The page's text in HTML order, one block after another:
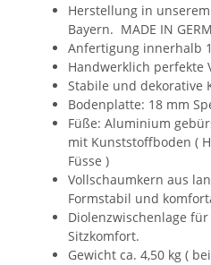
Herstellung in
Bayern. MADE IN
Anfertigung innerhalb
Handwerklich perfekte
Stabile und dekorative
Bodenplatte: 18 mm
Füße: Aluminium
mit Kunststoffboden (
Füsse )
Vollschaumkern aus
Formstabil und
Diolenzwischenlage
Sitzkomfort.
Gewicht ca. 4,50 kg (